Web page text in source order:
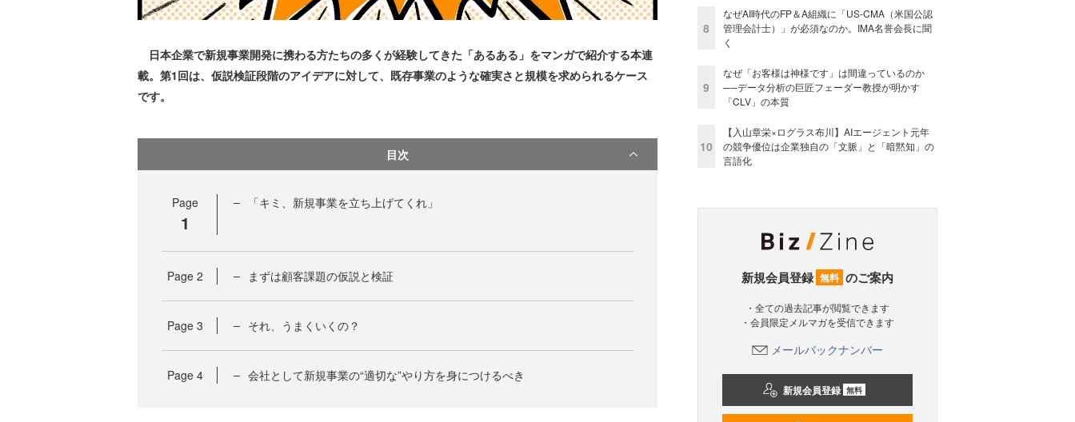
日本企業で新規事業開発に携わる方たちの多くが経験してきた「あるある」をマンガで紹介する本連
載。第1回は、仮説検証段階のアイデアに対して、既存事業のような確実さと規模を求められるケース
です。
目次
Page
1
「キミ、新規事業を立ち上げてくれ」
Page 2 まずは顧客課題の仮説と検証
Page 3 それ、うまくいくの？
Page 4 会社として新規事業の“適切な”やり方を身につけるべき
8
なぜAI時代のFP＆A組織に「US-CMA（米国公認
管理会計士）」が必須なのか。IMA名誉会長に聞
く
9
なぜ「お客様は神様です」は間違っているのか
──データ分析の巨匠フェーダー教授が明かす
「CLV」の本質
10
【入山章栄×ログラス布川】AIエージェント元年
の競争優位は企業独自の「文脈」と「暗黙知」の
言語化
新規会員登録 無料 のご案内
・全ての過去記事が閲覧できます
・会員限定メルマガを受信できます
メールバックナンバー
新規会員登録 無料